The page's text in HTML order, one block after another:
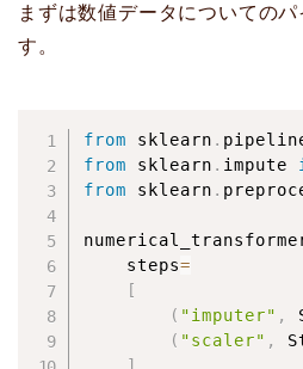
まずは数値データについての
す。
from sklearn .
from sklearn . impute
from sklearn .
    steps
=
[
( "imputer" ,
( "scaler" ,
]